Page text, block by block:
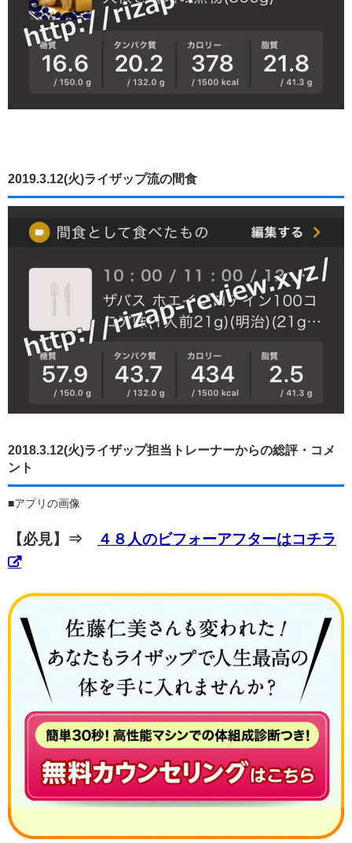
2019.3.12(火)ライザップ流の間食
2018.3.12(火)ライザップ担当トレーナーからの総評・コメ
ント
■アプリの画像
【必見】⇒ ４８人のビフォーアフターはコチラ